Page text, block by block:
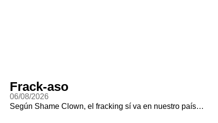
Frack-aso
06/08/2026
Según Shame Clown, el fracking sí va en nuestro país…